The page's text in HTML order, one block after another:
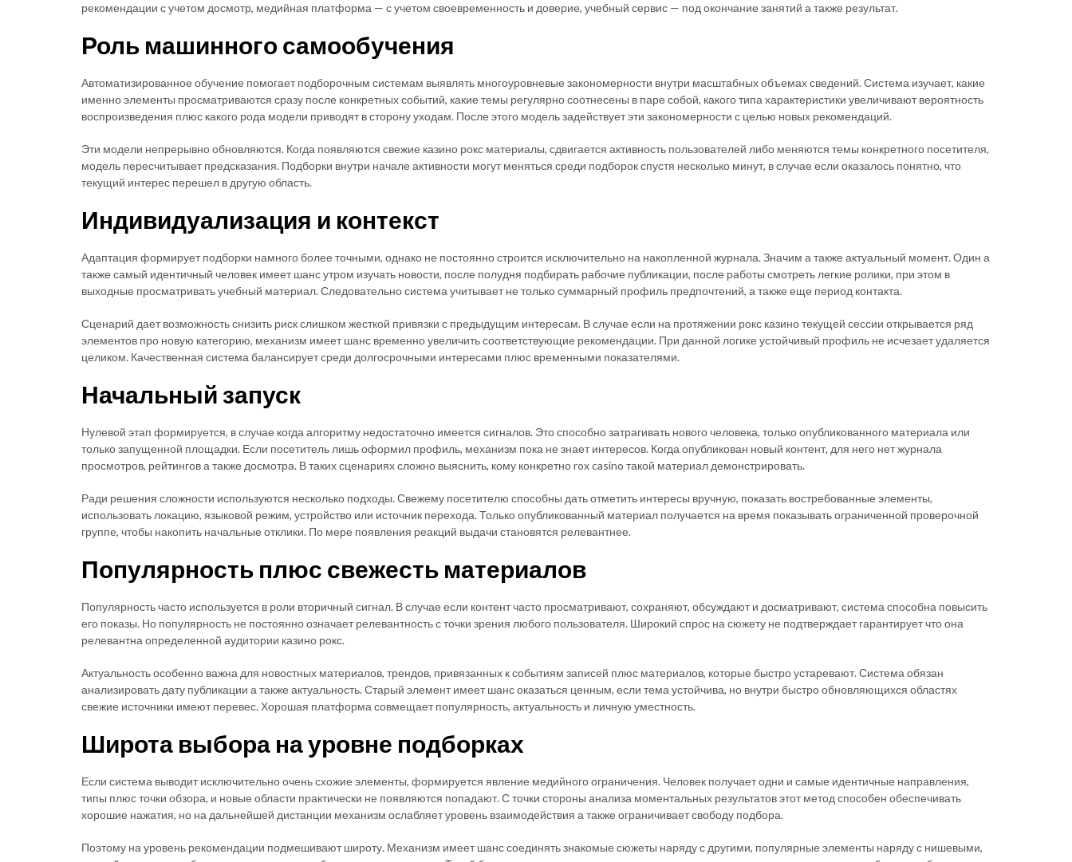
рекомендации с учетом досмотр, медийная платформа — с учетом своевременность и доверие, учебный сервис — под окончание занятий а также результат.
Роль машинного самообучения
Автоматизированное обучение помогает подборочным системам выявлять многоуровневые закономерности внутри масштабных объемах сведений. Система изучает, какие
именно элементы просматриваются сразу после конкретных событий, какие темы регулярно соотнесены в паре собой, какого типа характеристики увеличивают вероятность
воспроизведения плюс какого рода модели приводят в сторону уходам. После этого модель задействует эти закономерности с целью новых рекомендаций.
Эти модели непрерывно обновляются. Когда появляются свежие казино рокс материалы, сдвигается активность пользователей либо меняются темы конкретного посетителя,
модель пересчитывает предсказания. Подборки внутри начале активности могут меняться среди подборок спустя несколько минут, в случае если оказалось понятно, что
текущий интерес перешел в другую область.
Индивидуализация и контекст
Адаптация формирует подборки намного более точными, однако не постоянно строится исключительно на накопленной журнала. Значим а также актуальный момент. Один а
также самый идентичный человек имеет шанс утром изучать новости, после полудня подбирать рабочие публикации, после работы смотреть легкие ролики, при этом в
выходные просматривать учебный материал. Следовательно система учитывает не только суммарный профиль предпочтений, а также еще период контакта.
Сценарий дает возможность снизить риск слишком жесткой привязки с предыдущим интересам. В случае если на протяжении рокс казино текущей сессии открывается ряд
элементов про новую категорию, механизм имеет шанс временно увеличить соответствующие рекомендации. При данной логике устойчивый профиль не исчезает удаляется
целиком. Качественная система балансирует среди долгосрочными интересами плюс временными показателями.
Начальный запуск
Нулевой этап формируется, в случае когда алгоритму недостаточно имеется сигналов. Это способно затрагивать нового человека, только опубликованного материала или
только запущенной площадки. Если посетитель лишь оформил профиль, механизм пока не знает интересов. Когда опубликован новый контент, для него нет журнала
просмотров, рейтингов а также досмотра. В таких сценариях сложно выяснить, кому конкретно rox casino такой материал демонстрировать.
Ради решения сложности используются несколько подходы. Свежему посетителю способны дать отметить интересы вручную, показать востребованные элементы,
использовать локацию, языковой режим, устройство или источник перехода. Только опубликованный материал получается на время показывать ограниченной проверочной
группе, чтобы накопить начальные отклики. По мере появления реакций выдачи становятся релевантнее.
Популярность плюс свежесть материалов
Популярность часто используется в роли вторичный сигнал. В случае если контент часто просматривают, сохраняют, обсуждают и досматривают, система способна повысить
его показы. Но популярность не постоянно означает релевантность с точки зрения любого пользователя. Широкий спрос на сюжету не подтверждает гарантирует что она
релевантна определенной аудитории казино рокс.
Актуальность особенно важна для новостных материалов, трендов, привязанных к событиям записей плюс материалов, которые быстро устаревают. Система обязан
анализировать дату публикации а также актуальность. Старый элемент имеет шанс оказаться ценным, если тема устойчива, но внутри быстро обновляющихся областях
свежие источники имеют перевес. Хорошая платформа совмещает популярность, актуальность и личную уместность.
Широта выбора на уровне подборках
Если система выводит исключительно очень схожие элементы, формируется явление медийного ограничения. Человек получает одни и самые идентичные направления,
типы плюс точки обзора, и новые области практически не появляются попадают. С точки стороны анализа моментальных результатов этот метод способен обеспечивать
хорошие нажатия, но на дальнейшей дистанции механизм ослабляет уровень взаимодействия а также ограничивает свободу подбора.
Поэтому на уровень рекомендации подмешивают широту. Механизм имеет шанс соединять знакомые сюжеты наряду с другими, популярные элементы наряду с нишевыми,